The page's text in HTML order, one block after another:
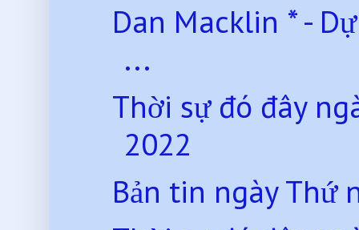
Dan Macklin * -
...
Thời sự đó đây
2022
Bản tin ngày Thứ